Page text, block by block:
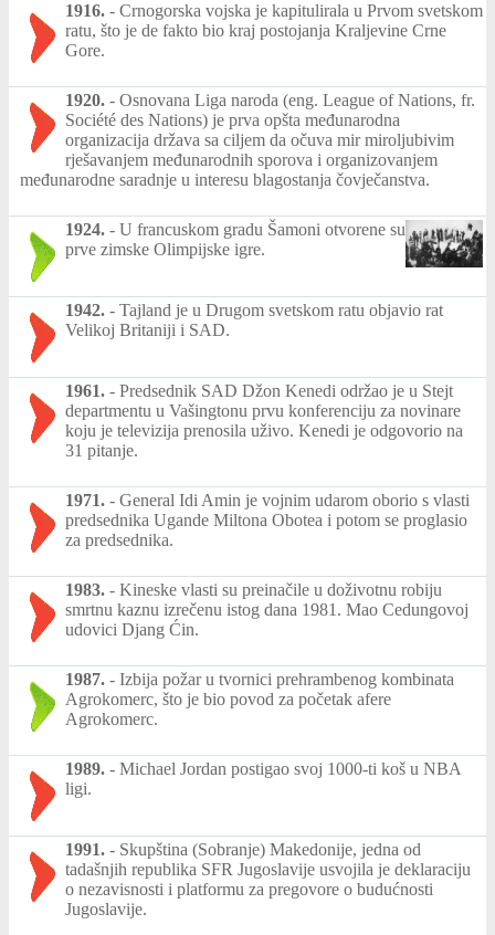
1916. - Crnogorska vojska je kapitulirala u Prvom svetskom
ratu, što je de fakto bio kraj postojanja Kraljevine Crne
Gore.
1920. - Osnovana Liga naroda (eng. League of Nations, fr.
Société des Nations) je prva opšta međunarodna
organizacija država sa ciljem da očuva mir miroljubivim
rješavanjem međunarodnih sporova i organizovanjem
međunarodne saradnje u interesu blagostanja čovječanstva.
1924. - U francuskom gradu Šamoni otvorene su
prve zimske Olimpijske igre.
1942. - Tajland je u Drugom svetskom ratu objavio rat
Velikoj Britaniji i SAD.
1961. - Predsednik SAD Džon Kenedi održao je u Stejt
departmentu u Vašingtonu prvu konferenciju za novinare
koju je televizija prenosila uživo. Kenedi je odgovorio na
31 pitanje.
1971. - General Idi Amin je vojnim udarom oborio s vlasti
predsednika Ugande Miltona Obotea i potom se proglasio
za predsednika.
1983. - Kineske vlasti su preinačile u doživotnu robiju
smrtnu kaznu izrečenu istog dana 1981. Mao Cedungovoj
udovici Djang Ćin.
1987. - Izbija požar u tvornici prehrambenog kombinata
Agrokomerc, što je bio povod za početak afere
Agrokomerc.
1989. - Michael Jordan postigao svoj 1000-ti koš u NBA
ligi.
1991. - Skupština (Sobranje) Makedonije, jedna od
tadašnjih republika SFR Jugoslavije usvojila je deklaraciju
o nezavisnosti i platformu za pregovore o budućnosti
Jugoslavije.